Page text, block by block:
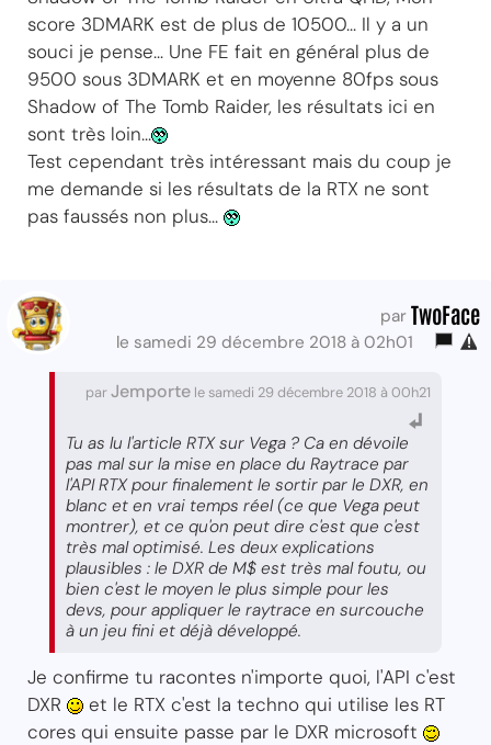
score 3DMARK est de plus de 10500... Il y a un
souci je pense... Une FE fait en général plus de
9500 sous 3DMARK et en moyenne 80fps sous
Shadow of The Tomb Raider, les résultats ici en
sont très loin...
Test cependant très intéressant mais du coup je
me demande si les résultats de la RTX ne sont
pas faussés non plus...
par TwoFace
le samedi 29 décembre 2018 à 02h01
parJemporte le samedi 29 décembre 2018 à 00h21
Tu as lu l'article RTX sur Vega ? Ca en dévoile
pas mal sur la mise en place du Raytrace par
l'API RTX pour finalement le sortir par le DXR, en
blanc et en vrai temps réel (ce que Vega peut
montrer), et ce qu'on peut dire c'est que c'est
très mal optimisé. Les deux explications
plausibles : le DXR de M$ est très mal foutu, ou
bien c'est le moyen le plus simple pour les
devs, pour appliquer le raytrace en surcouche
à un jeu fini et déjà développé.
Je confirme tu racontes n'importe quoi, l'API c'est
DXR
et le RTX c'est la techno qui utilise les RT
cores qui ensuite passe par le DXR microsoft